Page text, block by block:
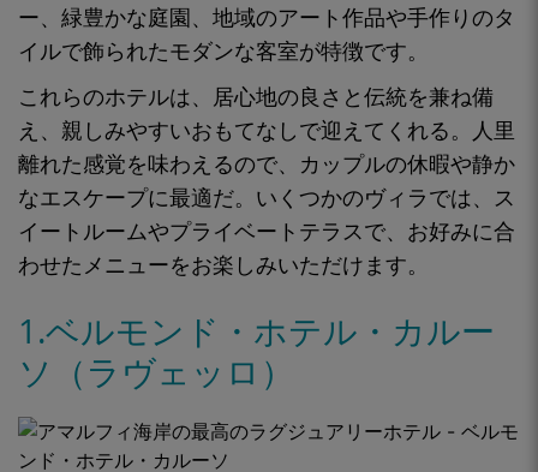
ー、緑豊かな庭園、地域のアート作品や手作りのタ
イルで飾られたモダンな客室が特徴です。
これらのホテルは、居心地の良さと伝統を兼ね備
え、親しみやすいおもてなしで迎えてくれる。人里
離れた感覚を味わえるので、カップルの休暇や静か
なエスケープに最適だ。いくつかのヴィラでは、ス
イートルームやプライベートテラスで、お好みに合
わせたメニューをお楽しみいただけます。
1.ベルモンド・ホテル・カルー
ソ（ラヴェッロ）